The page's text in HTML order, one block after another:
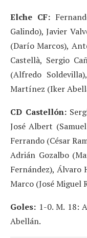
Elche CF:
Galindo), Javier
(Darío Marcos),
Castellà, Sergio
(Alfredo
Martínez (Iker
CD Castellón:
José Albert
Ferrando (César
Adrián Gozalbo
Fernández), Álvaro
Marco (José Miguel
Goles: 1-0. M. 18:
Abellán.